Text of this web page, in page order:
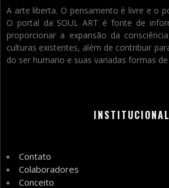
A arte liberta. O pensamento é livre e o
O portal da SOUL ART é fonte de
proporcionar a expansão da
culturas existentes, além de contribuir
do ser humano e suas variadas formas
INSTITUCIONAL
Contato
Colaboradores
Conceito